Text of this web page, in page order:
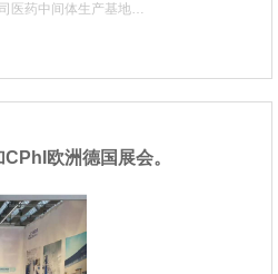
医药中间体生产基地…
欧洲德国展会。